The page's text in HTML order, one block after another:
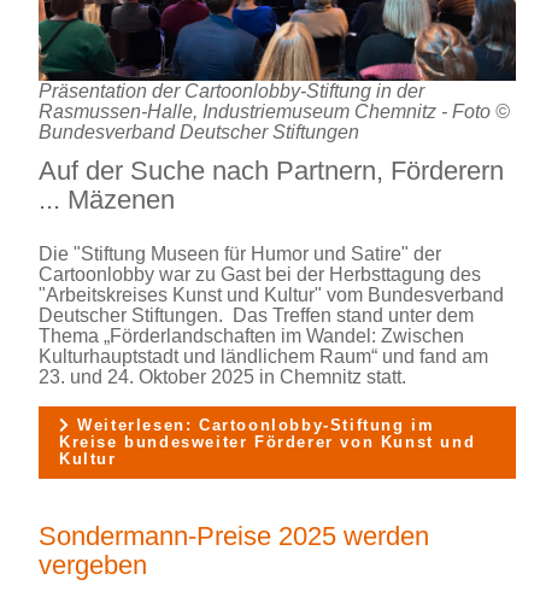
Präsentation der Cartoonlobby-Stiftung in der
Rasmussen-Halle, Industriemuseum Chemnitz - Foto ©
Bundesverband Deutscher Stiftungen
Auf der Suche nach Partnern, Förderern
... Mäzenen
Die "Stiftung Museen für Humor und Satire" der
Cartoonlobby war zu Gast bei der Herbsttagung des
"Arbeitskreises Kunst und Kultur" vom Bundesverband
Deutscher Stiftungen. Das Treffen stand unter dem
Thema „Förderlandschaften im Wandel: Zwischen
Kulturhauptstadt und ländlichem Raum“ und fand am
23. und 24. Oktober 2025 in Chemnitz statt.
Weiterlesen: Cartoonlobby-Stiftung im
Kreise bundesweiter Förderer von Kunst und
Kultur
Sondermann-Preise 2025 werden
vergeben